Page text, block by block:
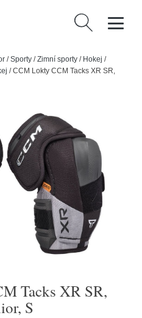
Vyhledávání
/Sporty /Zimní sporty / Hokej /
/CCM Lokty CCM Tacks XR SR,
Tacks XR SR,
S